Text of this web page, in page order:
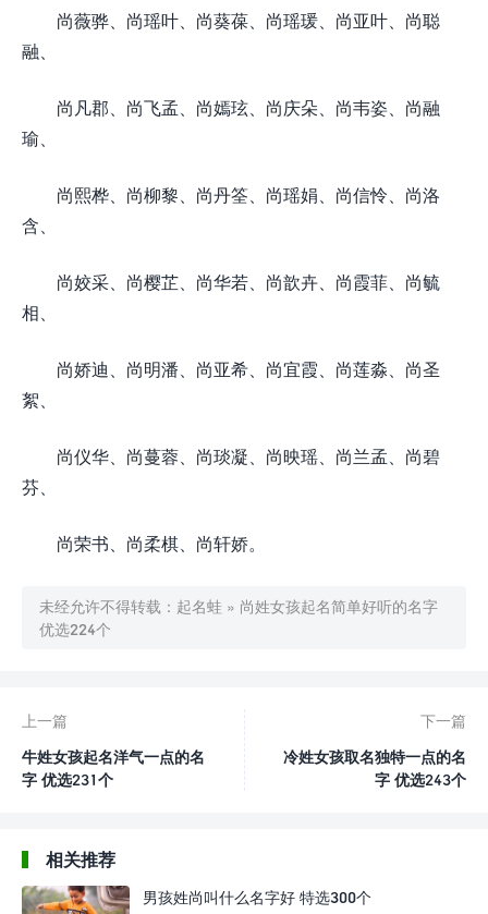
尚薇骅、尚瑶叶、尚葵葆、尚瑶瑗、尚亚叶、尚聪
融、
尚凡郡、尚飞孟、尚嫣玹、尚庆朵、尚韦姿、尚融
瑜、
尚熙桦、尚柳黎、尚丹筌、尚瑶娟、尚信怜、尚洛
含、
尚姣采、尚樱芷、尚华若、尚歆卉、尚霞菲、尚毓
相、
尚娇迪、尚明潘、尚亚希、尚宜霞、尚莲淼、尚圣
絮、
尚仪华、尚蔓蓉、尚琰凝、尚映瑶、尚兰孟、尚碧
芬、
尚荣书、尚柔棋、尚轩娇。
未经允许不得转载： 起名蛙 » 尚姓女孩起名简单好听的名字
优选224个
上一篇
牛姓女孩起名洋气一点的名
字 优选231个
下一篇
冷姓女孩取名独特一点的名
字 优选243个
相关推荐
男孩姓尚叫什么名字好 特选300个